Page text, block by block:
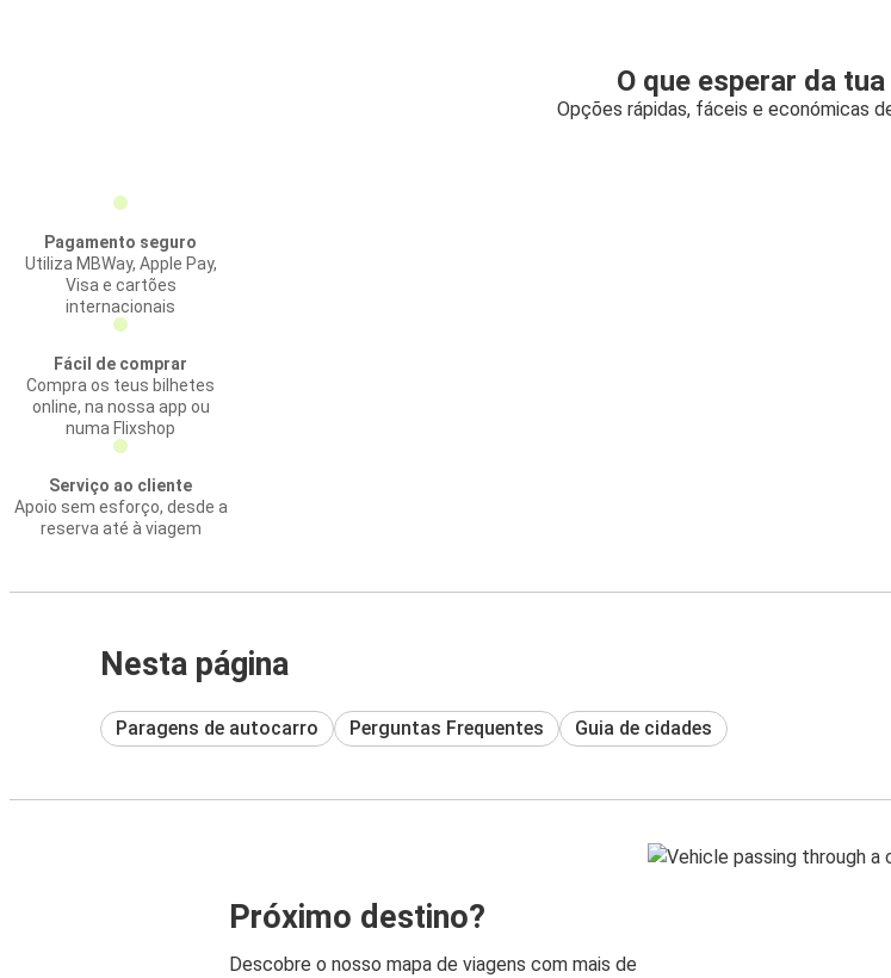
O que esperar da
Opções rápidas, fáceis e económicas
Pagamento seguro
Utiliza MBWay, Apple Pay,
Visa e cartões
internacionais
Fácil de comprar
Compra os teus bilhetes
online, na nossa app ou
numa Flixshop
Serviço ao cliente
Apoio sem esforço, desde a
reserva até à viagem
Nesta página
Paragens de autocarro Perguntas Frequentes Guia de cidades
Próximo destino?
Descobre o nosso mapa de viagens com mais de